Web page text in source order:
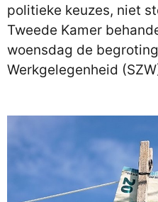
politieke keuzes, niet
Tweede Kamer
woensdag de
Werkgelegenheid